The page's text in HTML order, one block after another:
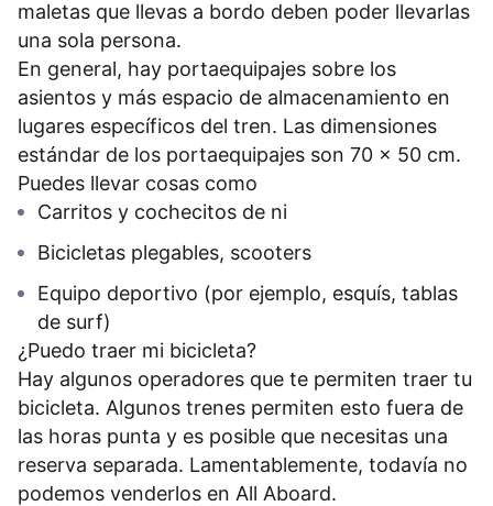
maletas que llevas a bordo deben poder llevarlas
una sola persona.
En general, hay portaequipajes sobre los
asientos y más espacio de almacenamiento en
lugares específicos del tren. Las dimensiones
estándar de los portaequipajes son 70 x 50 cm.
Puedes llevar cosas como
Carritos y cochecitos de ni
Bicicletas plegables, scooters
Equipo deportivo (por ejemplo, esquís, tablas
de surf)
¿Puedo traer mi bicicleta?
Hay algunos operadores que te permiten traer tu
bicicleta. Algunos trenes permiten esto fuera de
las horas punta y es posible que necesitas una
reserva separada. Lamentablemente, todavía no
podemos venderlos en All Aboard.